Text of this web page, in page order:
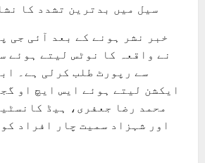
سیل میں بدترین تشدد کا
خبر نشر ہونے کے بعد آئی جی
نے واقعہ کا نوٹس لیتے ہوئے
سے رپورٹ طلب کرلی ہے۔
ایکشن لیتے ہوئے ایس ایچ او
محمد رضا جعفری، ہیڈ
اور شہزاد سمیت چار افراد